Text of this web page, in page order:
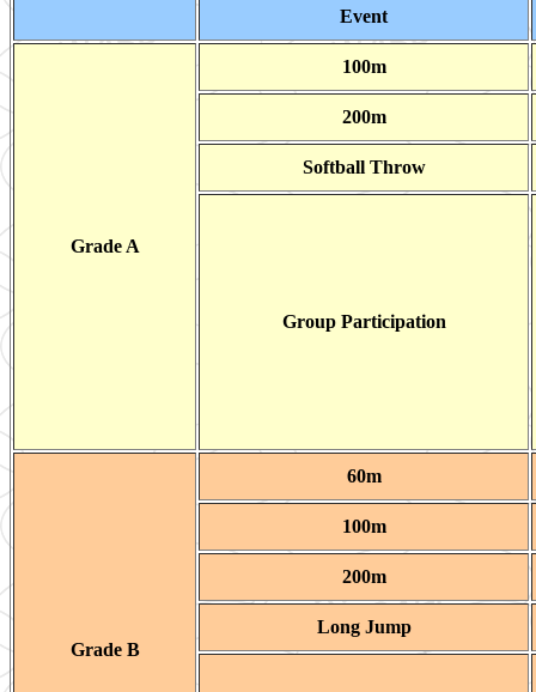
Event
Grade A
100m
200m
Softball Throw
Group Participation
Grade B
60m
100m
200m
Long Jump